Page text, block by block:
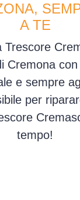
A TE
Trescore
Cremona
e sempre
per
tempo!